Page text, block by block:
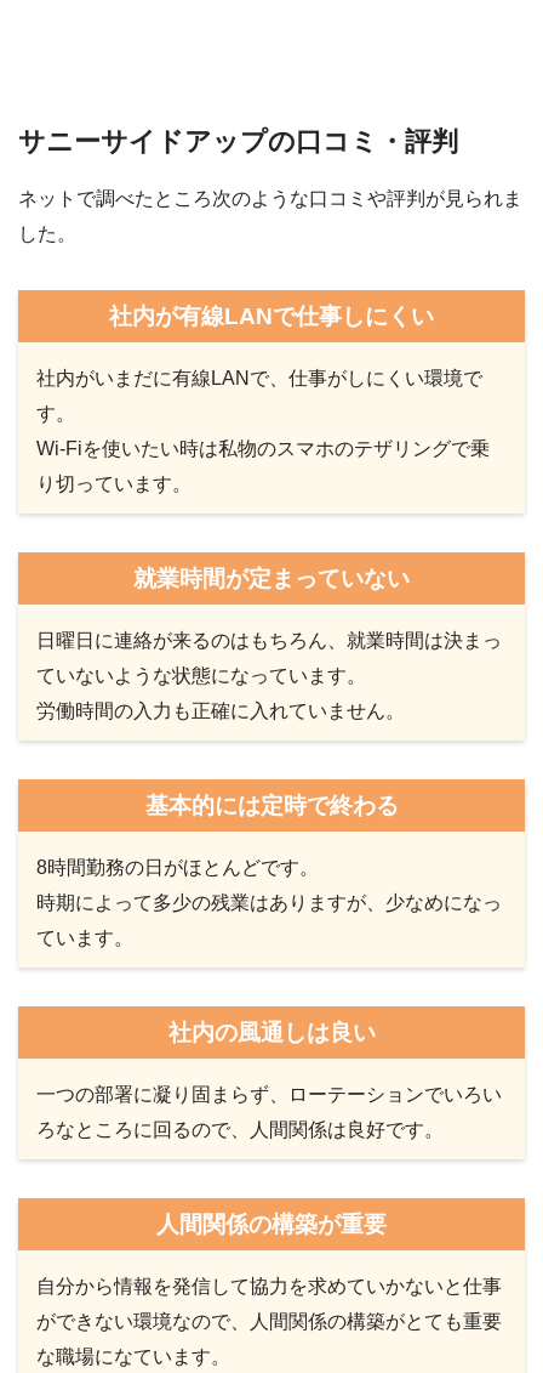
サニーサイドアップの口コミ・評判
ネットで調べたところ次のような口コミや評判が見られま
した。
社内が有線LANで仕事しにくい
社内がいまだに有線LANで、仕事がしにくい環境で
す。
Wi-Fiを使いたい時は私物のスマホのテザリングで乗
り切っています。
就業時間が定まっていない
日曜日に連絡が来るのはもちろん、就業時間は決まっ
ていないような状態になっています。
労働時間の入力も正確に入れていません。
基本的には定時で終わる
8時間勤務の日がほとんどです。
時期によって多少の残業はありますが、少なめになっ
ています。
社内の風通しは良い
一つの部署に凝り固まらず、ローテーションでいろい
ろなところに回るので、人間関係は良好です。
人間関係の構築が重要
自分から情報を発信して協力を求めていかないと仕事
ができない環境なので、人間関係の構築がとても重要
な職場になています。